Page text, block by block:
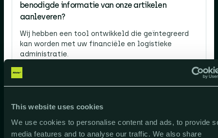
This website uses cookies
We use cookies to personalise content and ads, to provide
media features and to analyse our traffic. We also share
benodigde informatie van onze artikelen
aanleveren?
Wij hebben een tool ontwikkeld die geïntegreerd
kan worden met uw financiële en logistieke
administratie.
met hun klanten zelf ook registreren?
Uw logistieke administratie in Exact Globe kunt u
per leverancier verrijken met prijslijsten.